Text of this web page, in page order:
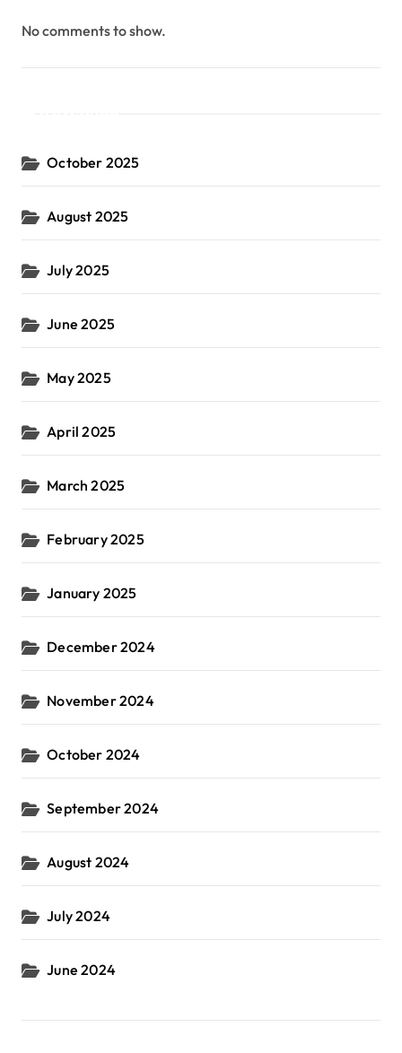
No comments to show.
October 2025
August 2025
July 2025
June 2025
May 2025
April 2025
March 2025
February 2025
January 2025
December 2024
November 2024
October 2024
September 2024
August 2024
July 2024
June 2024